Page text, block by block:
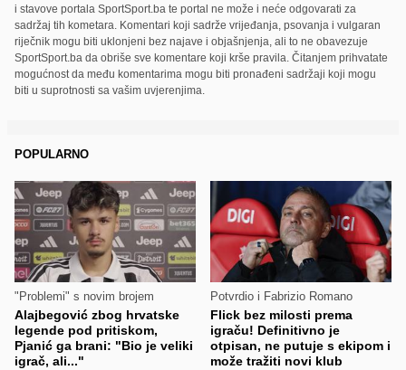
i stavove portala SportSport.ba te portal ne može i neće odgovarati za
sadržaj tih kometara. Komentari koji sadrže vrijeđanja, psovanja i vulgaran
riječnik mogu biti uklonjeni bez najave i objašnjenja, ali to ne obavezuje
SportSport.ba da obriše sve komentare koji krše pravila. Čitanjem prihvatate
mogućnost da među komentarima mogu biti pronađeni sadržaji koji mogu
biti u suprotnosti sa vašim uvjerenjima.
POPULARNO
"Problemi" s novim brojem
Alajbegović zbog hrvatske
legende pod pritiskom,
Pjanić ga brani: "Bio je veliki
igrač, ali..."
Potvrdio i Fabrizio Romano
Flick bez milosti prema
igraču! Definitivno je
otpisan, ne putuje s ekipom i
može tražiti novi klub